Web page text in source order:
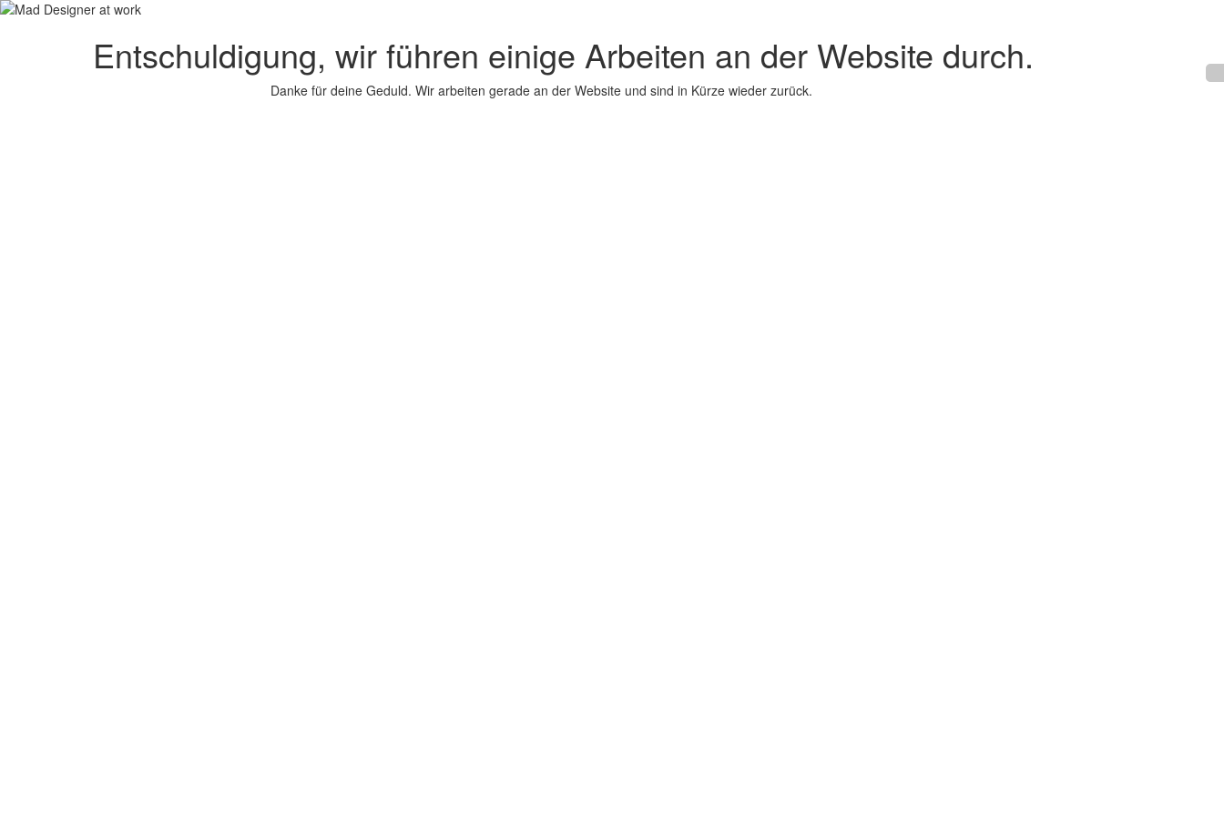
Entschuldigung, wir führen einige Arbeiten an der Website durch.
Danke für deine Geduld. Wir arbeiten gerade an der Website und sind in Kürze wieder zurück.